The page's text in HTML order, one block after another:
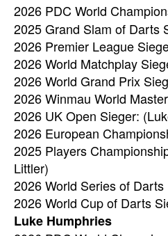
2026 PDC World
2025 Grand Slam of Darts
2026 Premier League
2026 World Matchplay
2026 World Grand Prix
2026 Winmau World
2026 UK Open Sieger:
2026 European
2025 Players
Littler)
2026 World Series of
2026 World Cup of Darts
Luke Humphries